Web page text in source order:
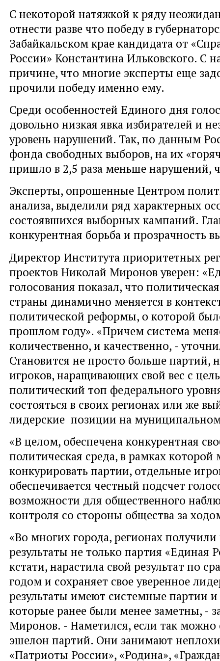
С некоторой натяжкой к ряду
отнести разве что победу в
Забайкальском крае кандидата от
России» Константина Ильковского. С
причине, что многие эксперты еще
прочили победу именно ему.
Среди особенностей Единого дня
довольно низкая явка избирателей и
уровень нарушений. Так, по данным
фонда свободных выборов, на их
пришло в 2,5 раза меньше нарушений,
Эксперты, опрошенные Центром
анализа, выделили ряд характерных
состоявшихся выборных кампаний.
конкурентная борьба и прозрачность
Директор Института приоритетных
проектов Николай Миронов уверен:
голосования показал, что
страны динамично меняется в
политической реформы, о которой
прошлом году». «Причем система
количественно, и качественно, -
Становится не просто больше партий,
игроков, наращивающих свой вес с
политический топ федерального
состояться в своих регионах или же
лидерские позиции на
«В целом, обеспечена конкурентная
политическая среда, в рамках которой
конкурировать партии, отдельные
обеспечивается честный подсчет
возможности для общественного
контроля со стороны общества за
«Во многих города, регионах
результаты не только партия «Единая
кстати, нарастила свой результат по
годом и сохраняет свое уверенное
результаты имеют системные партии и
которые ранее были менее заметны, -
Миронов. - Наметился, если так можно
эшелон партий. Они занимают
«Патриоты России», «Родина»,